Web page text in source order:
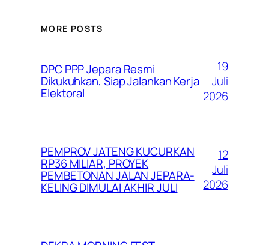
MORE POSTS
DPC PPP Jepara Resmi
Dikukuhkan, Siap Jalankan Kerja
Elektoral
19
Juli
2026
PEMPROV JATENG KUCURKAN
RP36 MILIAR, PROYEK
PEMBETONAN JALAN JEPARA-
KELING DIMULAI AKHIR JULI
12
Juli
2026